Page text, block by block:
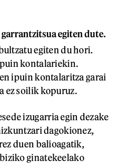
egiten dute.
egiten du hori.
kontalariekin.
ipuin kontalaritza garai
ez soilik kopuruz.
izugarria egin dezake
dagokionez,
duen balioagatik,
ginatekeelako